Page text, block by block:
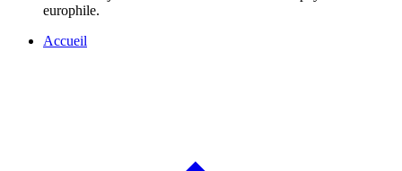
europhile.
Accueil